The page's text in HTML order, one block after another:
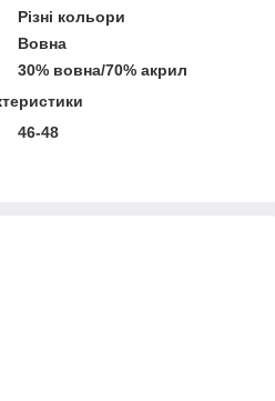
Різні кольори
Вовна
30% вовна/70% акрил
46-48